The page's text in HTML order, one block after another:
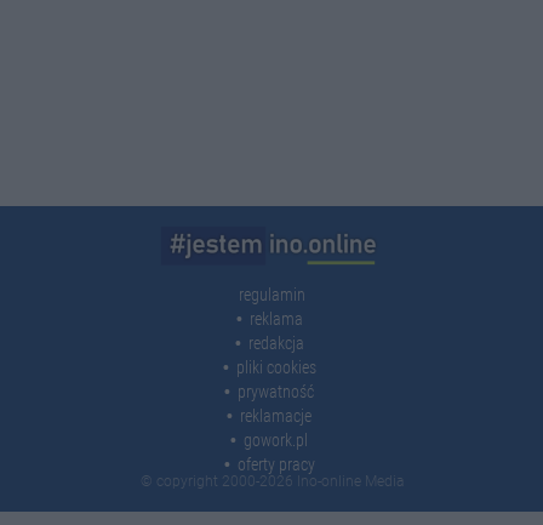
regulamin
reklama
redakcja
pliki cookies
prywatność
reklamacje
gowork.pl
oferty pracy
© copyright 2000-2026 Ino-online Media